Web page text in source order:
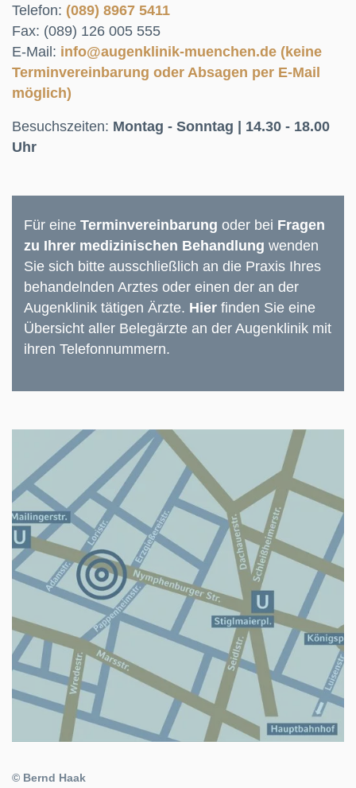
Telefon: (089) 8967 5411
Fax: (089) 126 005 555
E-Mail: info@augenklinik-muenchen.de (keine
Terminvereinbarung oder Absagen per E-Mail
möglich)
Besuchszeiten: Montag - Sonntag | 14.30 - 18.00
Uhr
Für eine Terminvereinbarung oder bei Fragen
zu Ihrer medizinischen Behandlung wenden
Sie sich bitte ausschließlich an die Praxis Ihres
behandelnden Arztes oder einen der an der
Augenklinik tätigen Ärzte. Hier finden Sie eine
Übersicht aller Belegärzte an der Augenklinik mit
ihren Telefonnummern.
© Bernd Haak